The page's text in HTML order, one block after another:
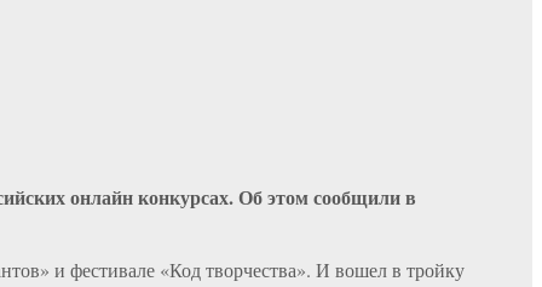
онлайн конкурсах. Об этом сообщили в
и фестивале «Код творчества». И вошел в тройку